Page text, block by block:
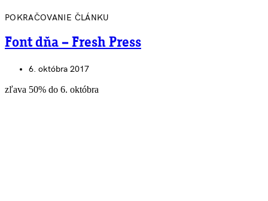
POKRAČOVANIE ČLÁNKU
Font dňa – Fresh Press
6. októbra 2017
zľava 50% do 6. októbra